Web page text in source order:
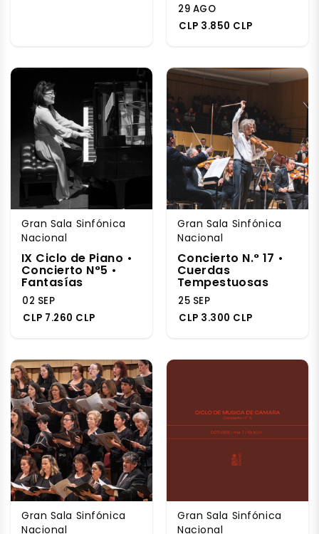
29 AGO
CLP 3.850 CLP
Gran Sala Sinfónica
Nacional
IX Ciclo de Piano •
Concierto N°5 •
Fantasías
02 SEP
CLP 7.260 CLP
Gran Sala Sinfónica
Nacional
Concierto N.° 17 •
Cuerdas
Tempestuosas
25 SEP
CLP 3.300 CLP
Gran Sala Sinfónica
Nacional
Gran Sala Sinfónica
Nacional